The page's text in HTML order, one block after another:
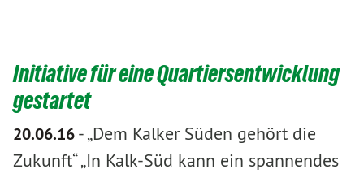
Initiative für eine Quartiersentwicklung
gestartet
20.06.16-„Dem Kalker Süden gehört die
Zukunft“ „In Kalk-Süd kann ein spannendes